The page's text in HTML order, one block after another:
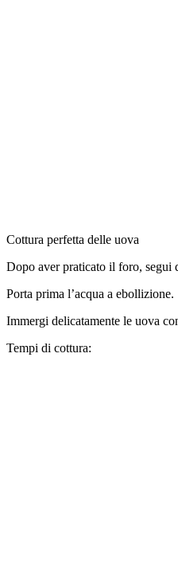
Cottura perfetta delle uova
Dopo aver praticato il foro, segui
Porta prima l’acqua a ebollizione.
Immergi delicatamente le uova
Tempi di cottura: